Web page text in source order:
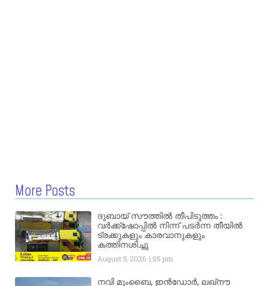
More Posts
ദുബായ് സൗത്തിൽ തീപിടുത്തം :
വർക്ക്‌ഷോപ്പിൽ നിന്ന് പടർന്ന തീയിൽ
ട്രക്കുകളും കാരവാനുകളും
കത്തിനശിച്ചു
August 5, 2026 1:05 pm
നവി മുംബൈ, ഇൻഡോർ, ലഖ്നൗ